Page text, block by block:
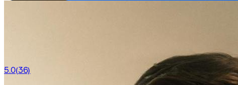
5.0(36)